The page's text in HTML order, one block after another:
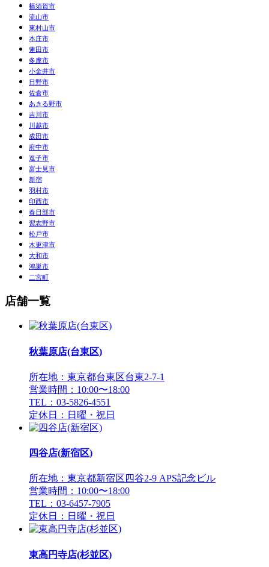
横須賀市
流山市
東村山市
本庄市
蓮田市
多摩市
小金井市
日野市
佐倉市
あきる野市
吉川市
川越市
成田市
府中市
逗子市
富士見市
新宿
羽村市
印西市
春日部市
習志野市
松戸市
木更津市
大和市
鴻巣市
二宮町
店舗一覧
秋葉原店(台東区)
所在地：東京都台東区台東2-7-1
営業時間：10:00〜18:00
TEL：03-5826-4551
定休日：日曜・祝日
四谷店(新宿区)
所在地：東京都新宿区四谷2-9 APS記念ビル
営業時間：10:00〜18:00
TEL：03-6457-7905
定休日：日曜・祝日
東高円寺店(杉並区)